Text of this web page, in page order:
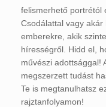
felismerhető portrétól
Csodálattal vagy
emberekre, akik
hírességről. Hidd el,
művészi adottsággal!
megszerzett tudást
Te is megtanulhatsz
rajztanfolyamon!